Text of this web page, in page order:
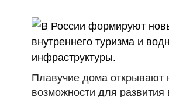
Плавучие дома открывают
возможности для развития